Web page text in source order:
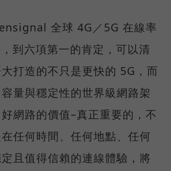
全球 4G／5G 在線率
到六項第一的肯定，可以清
打造的不只是更快的 5G，而
量與穩定性的世界級網路架
網路的價值–真正重要的，不
任何時間、任何地點、任何
且值得信賴的連線體驗，將